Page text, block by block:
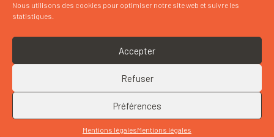
Nous utilisons des cookies pour optimiser notre site web et suivre les
statistiques.
Accepter
Refuser
Préférences
Mentions légalesMentions légales
CONTACTEZ « « CHEZ MATHURIN » »
DÉCLARATION D’ACCESSIBILITÉ
CRÉDITS
COOKIES
RETOUR EN HAUT